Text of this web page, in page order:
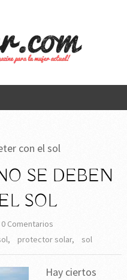
con el sol
SE DEBEN
SOL
0 Comentarios
, protector solar, sol
Hay ciertos